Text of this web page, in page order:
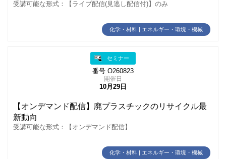
受講可能な形式：【ライブ配信(見逃し配信付)】のみ
化学・材料 | エネルギー・環境・機械
セミナー
番号 O260823
開催日
10月29日
【オンデマンド配信】廃プラスチックのリサイクル最
新動向
受講可能な形式：【オンデマンド配信】
化学・材料 | エネルギー・環境・機械